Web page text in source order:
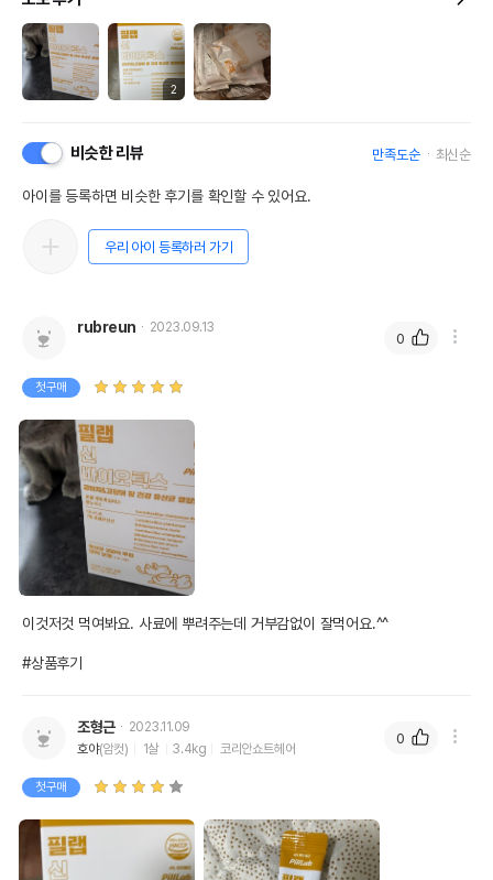
2
비슷한 리뷰 만족도순 최신순
아이를 등록하면 비슷한 후기를 확인할 수 있어요.
우리 아이 등록하러 가기
rubreun 2023.09.13
첫구매
이것저것 먹여봐요. 사료에 뿌려주는데 거부감없이 잘먹어요.^^
#상품후기
0
조형근
2023.11.09
호야(암컷) 1살 3.4kg 코리안쇼트헤어
첫구매
0